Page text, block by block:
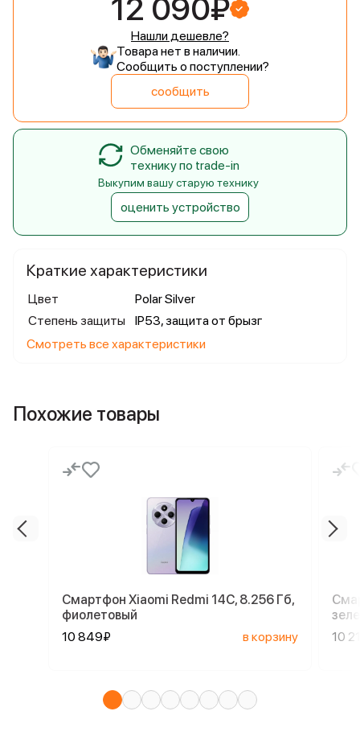
Краткие характеристики
Цвет
Polar Silver
Степень защиты
IP53, защита от брызг
Смотреть все характеристики
12 090₽
Нашли дешевле?
Товара нет в наличии.
Сообщить о поступлении?
сообщить
Обменяйте свою
технику по trade-in
Выкупим вашу старую технику
оценить устройство
Похожие товары
Смартфон Xiaomi Redmi 14C, 8.256 Гб,
фиолетовый
10 849₽
в корзину
10